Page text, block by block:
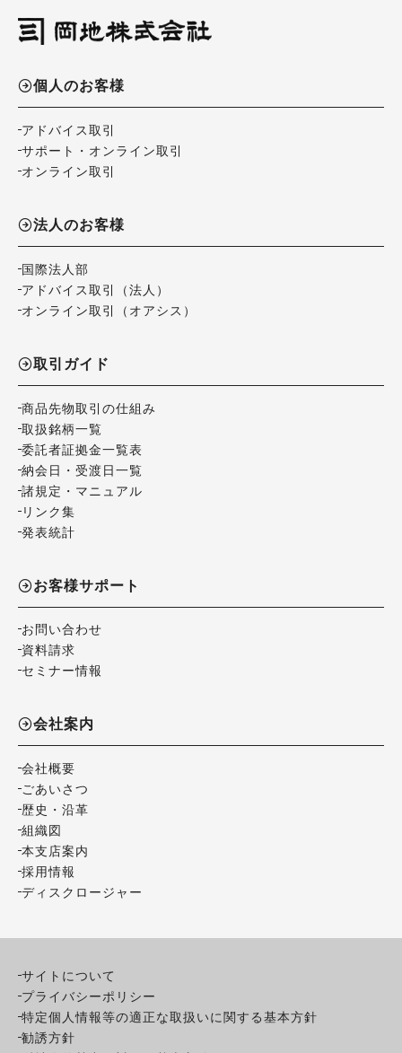
個人のお客様
アドバイス取引
サポート・オンライン取引
オンライン取引
法人のお客様
国際法人部
アドバイス取引（法人）
オンライン取引（オアシス）
取引ガイド
商品先物取引の仕組み
取扱銘柄一覧
委託者証拠金一覧表
納会日・受渡日一覧
諸規定・マニュアル
リンク集
発表統計
お客様サポート
お問い合わせ
資料請求
セミナー情報
会社案内
会社概要
ごあいさつ
歴史・沿革
組織図
本支店案内
採用情報
ディスクロージャー
サイトについて
プライバシーポリシー
特定個人情報等の適正な取扱いに関する基本方針
勧誘方針